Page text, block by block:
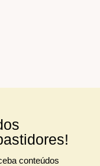
conteúdos